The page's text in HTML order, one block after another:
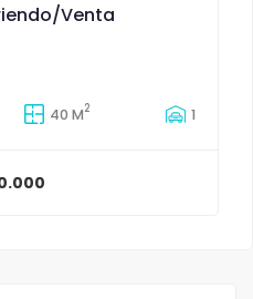
venta
40 M2 1